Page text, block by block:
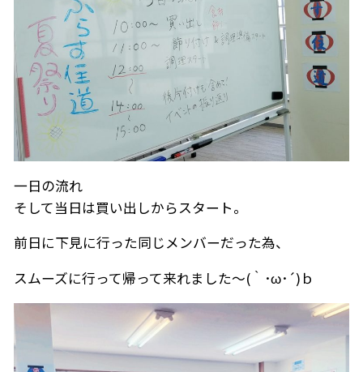
一日の流れ
そして当日は買い出しからスタート。
前日に下見に行った同じメンバーだった為、
スムーズに行って帰って来れました～(｀･ω･´)ｂ